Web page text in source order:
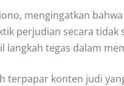
mengingatkan
perjudian secara
tegas dalam
terpapar konten judi